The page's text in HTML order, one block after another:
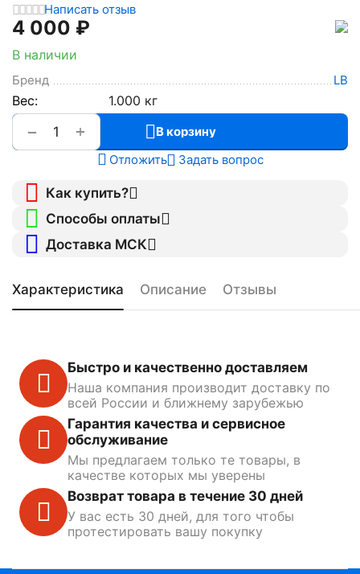
Написать отзыв
4 000 ₽
В наличии
Бренд LB
Вес: 1.000 кг
+
−
В корзину
Отложить
Задать вопрос
Как купить?
Способы оплаты
Доставка МСК
Характеристика Описание Отзывы
Быстро и качественно доставляем
Наша компания производит доставку по
всей России и ближнему зарубежью
Гарантия качества и сервисное
обслуживание
Мы предлагаем только те товары, в
качестве которых мы уверены
Возврат товара в течение 30 дней
У вас есть 30 дней, для того чтобы
протестировать вашу покупку